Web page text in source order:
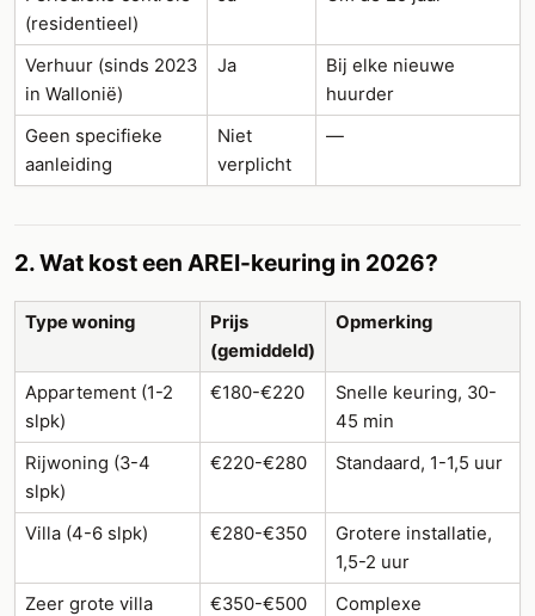
(residentieel)
Verhuur (sinds 2023
in Wallonië)
Ja
Bij elke nieuwe
huurder
Geen specifieke
aanleiding
Niet
verplicht
—
2. Wat kost een AREI-keuring in 2026?
Type woning
Prijs
(gemiddeld)
Opmerking
Appartement (1-2
slpk)
€180-€220
Snelle keuring, 30-
45 min
Rijwoning (3-4
slpk)
€220-€280 Standaard, 1-1,5 uur
Villa (4-6 slpk) €280-€350
Grotere installatie,
1,5-2 uur
Zeer grote villa
€350-€500
Complexe